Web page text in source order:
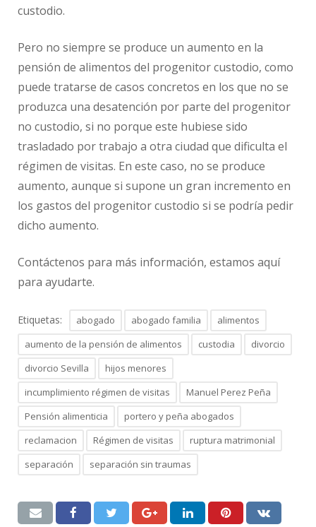
custodio.
Pero no siempre se produce un aumento en la
pensión de alimentos del progenitor custodio, como
puede tratarse de casos concretos en los que no se
produzca una desatención por parte del progenitor
no custodio, si no porque este hubiese sido
trasladado por trabajo a otra ciudad que dificulta el
régimen de visitas. En este caso, no se produce
aumento, aunque si supone un gran incremento en
los gastos del progenitor custodio si se podría pedir
dicho aumento.
Contáctenos para más información, estamos aquí
para ayudarte.
Etiquetas: abogado abogado familia
alimentos
aumento de la pensión de alimentos
custodia
divorcio
divorcio Sevilla
hijos menores
incumplimiento régimen de visitas
Manuel Perez Peña
Pensión alimenticia
portero y peña abogados
reclamacion
Régimen de visitas
ruptura matrimonial
separación
separación sin traumas